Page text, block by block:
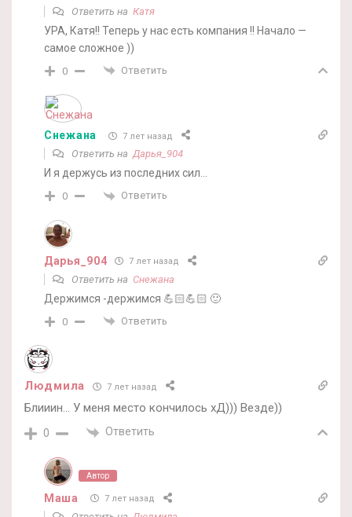
Ответить на Катя
УРА, Катя!! Теперь у нас есть компания !! Начало —
самое сложное ))
0 Ответить
Снежана 7 лет назад
Ответить наДарья_904
И я держусь из последних сил…
0 Ответить
Дарья_904 7 лет назад
Ответить на Снежана
Держимся -держимся 💪🏻💪🏻 🙂
0 Ответить
Людмила 7 лет назад
Блииин… У меня место кончилось хД))) Везде))
0 Ответить
Автор
Маша 7 лет назад